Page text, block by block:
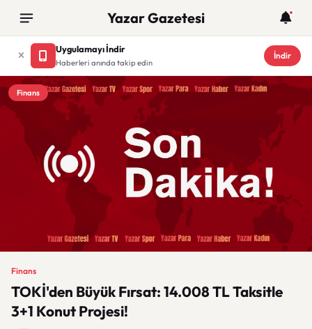
Yazar Gazetesi
Uygulamayı İndir
Haberleri anında takip edin
İndir
Finans
Finans
TOKİ'den Büyük Fırsat: 14.008 TL Taksitle
3+1 Konut Projesi!